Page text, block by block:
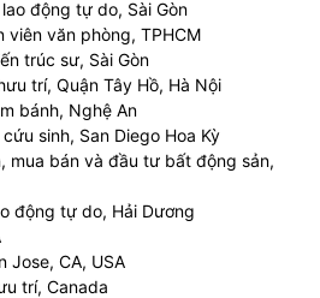
động tự do, Sài Gòn
viên văn phòng, TPHCM
trúc sư, Sài Gòn
trí, Quận Tây Hồ, Hà Nội
bánh, Nghệ An
sinh, San Diego Hoa Kỳ
mua bán và đầu tư bất động sản,
động tự do, Hải Dương
Jose, CA, USA
trí, Canada